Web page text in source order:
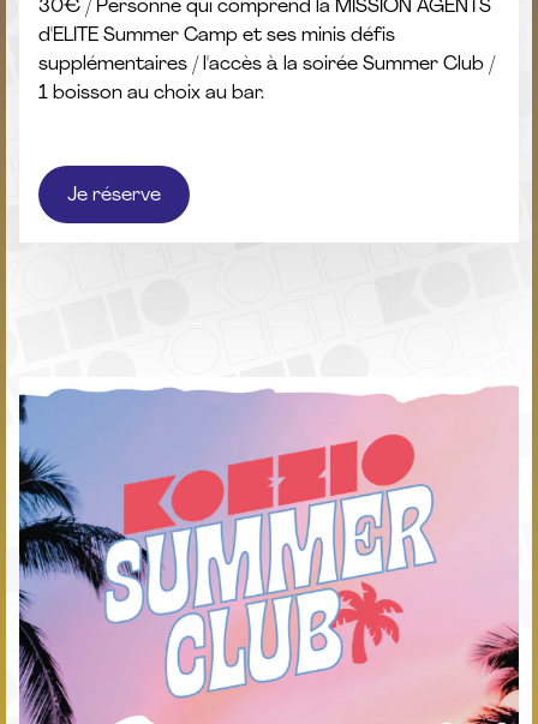
30€ / Personne qui comprend la MISSION AGENTS
d'ELITE Summer Camp et ses minis défis
supplémentaires / l'accès à la soirée Summer Club /
1 boisson au choix au bar.
Je réserve